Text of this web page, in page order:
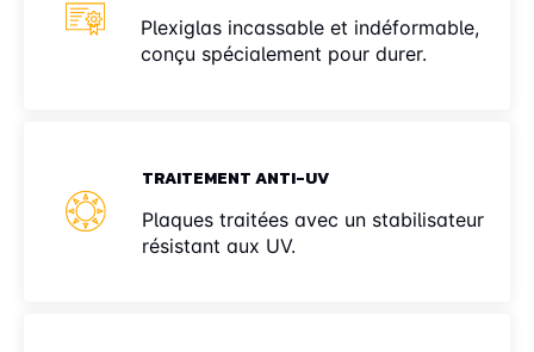
Plexiglas incassable et indéformable,
conçu spécialement pour durer.
TRAITEMENT ANTI-UV
Plaques traitées avec un stabilisateur
résistant aux UV.